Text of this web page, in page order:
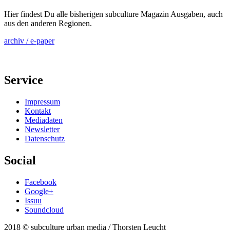
Hier findest Du alle bisherigen subculture Magazin Ausgaben, auch
aus den anderen Regionen.
archiv / e-paper
Service
Impressum
Kontakt
Mediadaten
Newsletter
Datenschutz
Social
Facebook
Google+
Issuu
Soundcloud
2018 © subculture urban media / Thorsten Leucht